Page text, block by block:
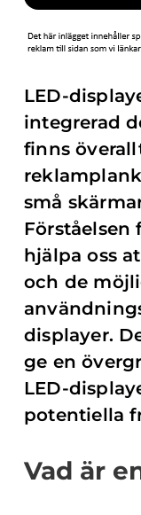
LED-
integrerad
finns
små
Förståelsen
hjälpa oss
och de
displayer.
ge en
LED-
potentiella
Vad är